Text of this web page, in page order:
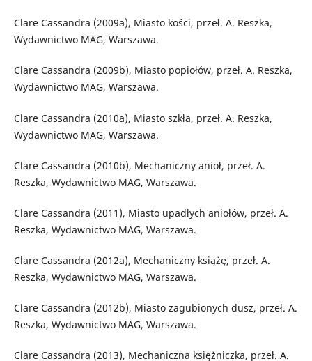
Clare Cassandra (2009a), Miasto kości, przeł. A. Reszka,
Wydawnictwo MAG, Warszawa.
Clare Cassandra (2009b), Miasto popiołów, przeł. A. Reszka,
Wydawnictwo MAG, Warszawa.
Clare Cassandra (2010a), Miasto szkła, przeł. A. Reszka,
Wydawnictwo MAG, Warszawa.
Clare Cassandra (2010b), Mechaniczny anioł, przeł. A.
Reszka, Wydawnictwo MAG, Warszawa.
Clare Cassandra (2011), Miasto upadłych aniołów, przeł. A.
Reszka, Wydawnictwo MAG, Warszawa.
Clare Cassandra (2012a), Mechaniczny książę, przeł. A.
Reszka, Wydawnictwo MAG, Warszawa.
Clare Cassandra (2012b), Miasto zagubionych dusz, przeł. A.
Reszka, Wydawnictwo MAG, Warszawa.
Clare Cassandra (2013), Mechaniczna księżniczka, przeł. A.